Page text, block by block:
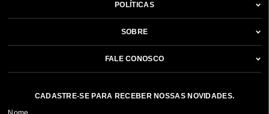
POLÍTICAS
SOBRE
FALE CONOSCO
CADASTRE-SE PARA RECEBER NOSSAS NOVIDADES.